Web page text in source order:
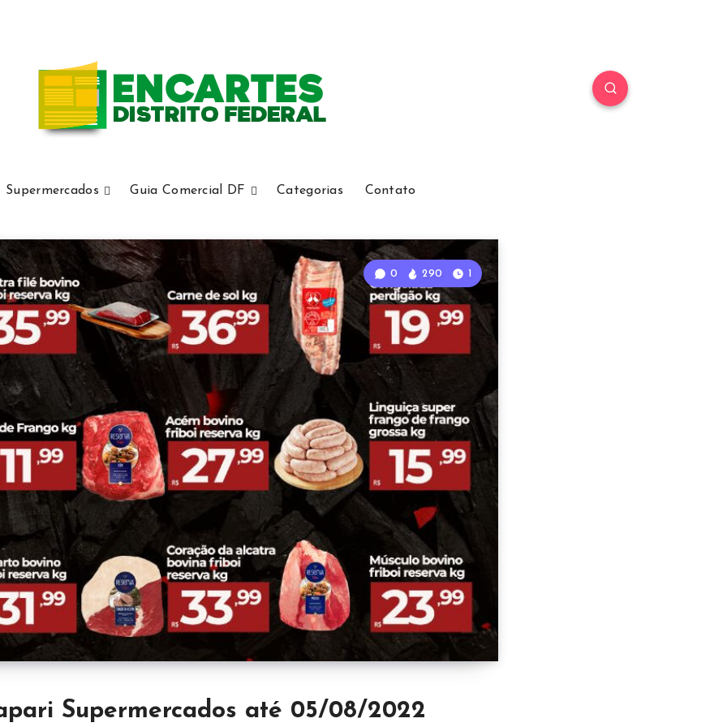
Supermercados Guia Comercial DF Categorias Contato
0 290 1
Supermercados até 05/08/2022